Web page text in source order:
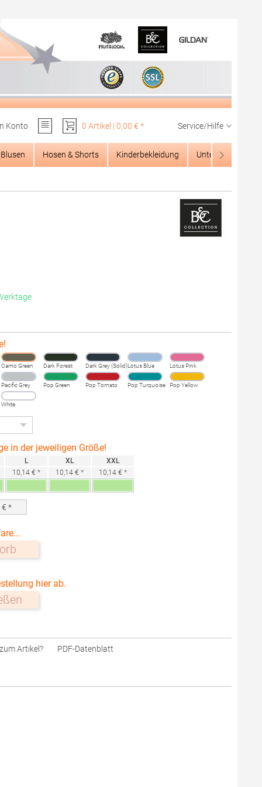
Konto
0 Artikel | 0,00 € * Service/Hilfe
Hosen & Shorts Kinderbekleidung Unterwäsche
Camo Green Dark Forest Dark Grey (Solid)Lotus Blue Lotus Pink
Pacific Grey Pop Green Pop Tomato Pop Turquoise Pop Yellow
White
in der jeweiligen Größe!
L
10,14 € *
XL
10,14 € *
XXL
10,14 € *
€ *
hier ab.
Artikel? PDF-Datenblatt